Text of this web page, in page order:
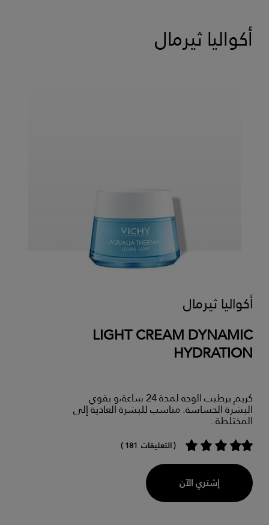
أكواليا ثيرمال
أكواليا ثيرمال
LIGHT CREAM DYNAMIC
HYDRATION
كريم يرطيب الوجه لمدة 24 ساعة،و يقوي
البشرة الحساسة. مناسب للبشرة العادية إلى
المختلطة..
( التعليقات 181 )
إشتري الآن